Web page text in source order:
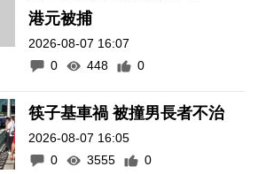
港元被捕
2026-08-07 16:07
0
448 0
筷子基車禍 被撞男長者不治
2026-08-07 16:05
0
3555 0